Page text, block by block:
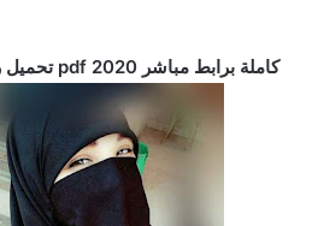
تحميل رواية احببتها منتقبة pdf كاملة برابط مباشر 2020